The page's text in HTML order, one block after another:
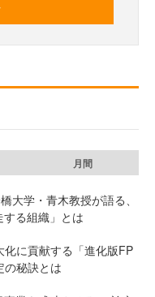
月間
大学・青木教授が語る、
る組織」とは
に貢献する「進化版FP
の秘訣とは